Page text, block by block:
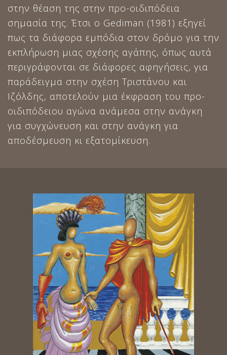
στην θέαση της στην προ-οιδιπόδεια
σημασία της. Έτσι ο Gediman (1981) εξηγεί
πως τα διάφορα εμπόδια στον δρόμο για την
εκπλήρωση μιας σχέσης αγάπης, όπως αυτά
περιγράφονται σε διάφορες αφηγήσεις, για
παράδειγμα στην σχέση Τριστάνου και
Ιζόλδης, αποτελούν μια έκφραση του προ-
οιδιπόδειου αγώνα ανάμεσα στην ανάγκη
για συγχώνευση και στην ανάγκη για
αποδέσμευση κι εξατομίκευση.